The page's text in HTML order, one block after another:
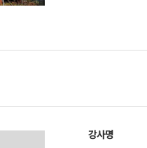
강사명